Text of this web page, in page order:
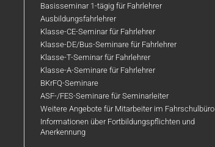
Basisseminar 1-tägig für Fahrlehrer
Ausbildungsfahrlehrer
Klasse-CE-Seminar für Fahrlehrer
Klasse-DE/Bus-Seminare für Fahrlehrer
Klasse-T-Seminar für Fahrlehrer
Klasse-A-Seminare für Fahrlehrer
BKrFQ-Seminare
ASF-/FES-Seminare für Seminarleiter
Weitere Angebote für Mitarbeiter im Fahrschulbüro
Informationen über Fortbildungspflichten und
Anerkennung